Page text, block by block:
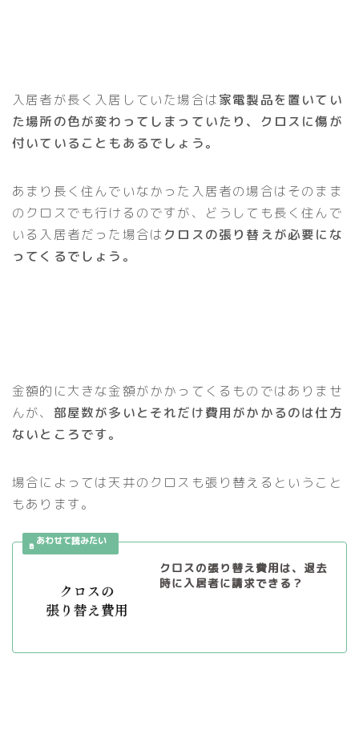
入居者が長く入居していた場合は家電製品を置いてい
た場所の色が変わってしまっていたり、クロスに傷が
付いていることもあるでしょう。
あまり長く住んでいなかった入居者の場合はそのまま
のクロスでも行けるのですが、どうしても長く住んで
いる入居者だった場合はクロスの張り替えが必要にな
ってくるでしょう。
金額的に大きな金額がかかってくるものではありませ
んが、 部屋数が多いとそれだけ費用がかかるのは仕方
ないところです。
場合によっては天井のクロスも張り替えるということ
もあります。
クロスの張り替え費用は、退去
時に入居者に請求できる？